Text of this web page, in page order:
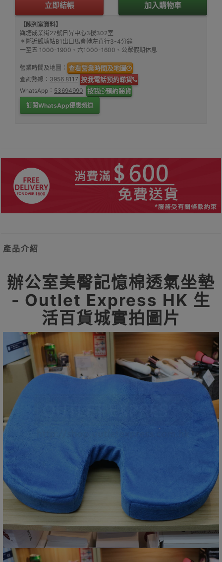
立即結帳 加入購物車
【陳列室資料】
觀塘成業街27號日昇中心3樓302室
＊鄰近觀塘站B1出口馬會轉左直行3-4分鐘
一至五 1000-1900、六1000-1600、公眾假期休息
營業時間及地圖： 查看營業時間及地圖
查詢熱線： 3956 8117 按我電話預約睇貨
WhatsApp： 53694990 按我 預約睇貨
訂閱WhatsApp優惠頻道
產品介紹
辦公室美臀記憶棉透氣坐墊
- Outlet Express HK 生
活百貨城實拍圖片